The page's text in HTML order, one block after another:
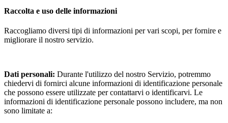
Raccolta e uso delle informazioni
Raccogliamo diversi tipi di informazioni per vari scopi, per fornire e
migliorare il nostro servizio.
Dati personali: Durante l'utilizzo del nostro Servizio, potremmo
chiedervi di fornirci alcune informazioni di identificazione personale
che possono essere utilizzate per contattarvi o identificarvi. Le
informazioni di identificazione personale possono includere, ma non
sono limitate a: